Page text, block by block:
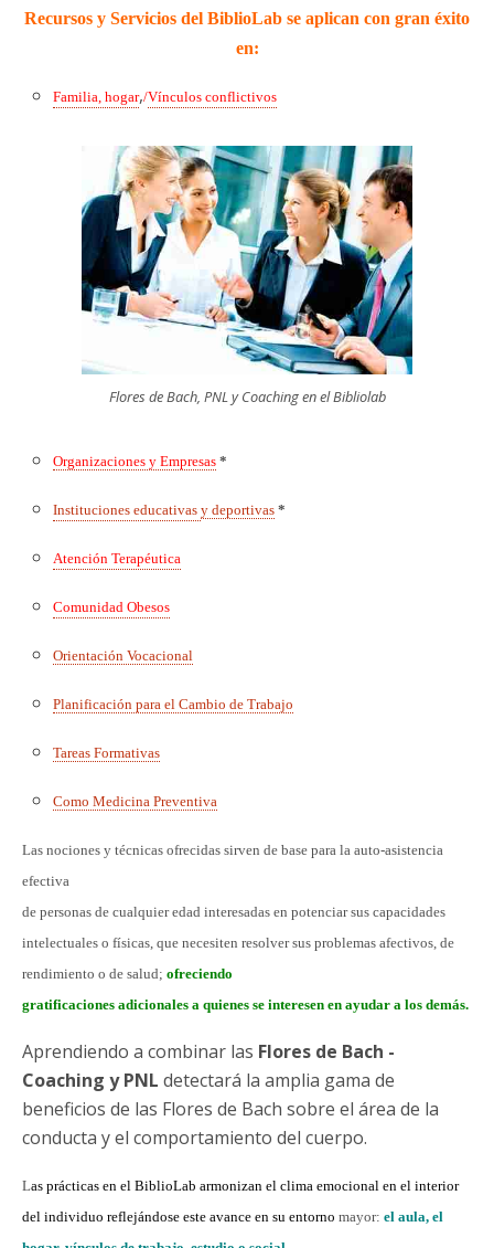
Recursos y Servicios del BiblioLab se aplican con gran éxito
en:
Familia, hogar,/Vínculos conflictivos
Flores de Bach, PNL y Coaching en el Bibliolab
Organizaciones y Empresas *
Instituciones educativasy deportivas *
Atención Terapéutica
Comunidad Obesos
Orientación Vocacional
Planificación para el Cambio de Trabajo
Tareas Formativas
Como Medicina Preventiva
Las nociones y técnicas ofrecidas sirven de base para la auto-asistencia
efectiva
de personas de cualquier edad interesadas en potenciar sus capacidades
intelectuales o físicas, que necesiten resolver sus problemas afectivos, de
rendimiento o de salud; ofreciendo
gratificaciones adicionales a quienes se interesen en ayudar a los demás.
Aprendiendo a combinar las Flores de Bach -
Coaching y PNL detectará la amplia gama de
beneficios de las Flores de Bach sobre el área de la
conducta y el comportamiento del cuerpo.
Las prácticas en el BiblioLab armonizan el clima emocional en el interior
del individuo reflejándose este avance en su entorno mayor: el aula, el